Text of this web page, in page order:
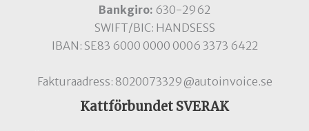
Bankgiro: 630-2962
SWIFT/BIC: HANDSESS
IBAN: SE83 6000 0000 0006 3373 6422
Fakturaadress: 8020073329@autoinvoice.se
Kattförbundet SVERAK